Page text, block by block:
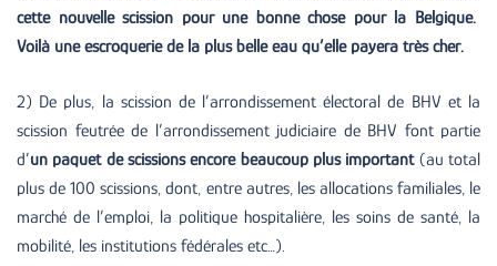
cette nouvelle scission pour une bonne chose pour la Belgique.
Voilà une escroquerie de la plus belle eau qu’elle payera très cher.
2) De plus, la scission de l’arrondissement électoral de BHV et la
scission feutrée de l’arrondissement judiciaire de BHV font partie
d’un paquet de scissions encore beaucoup plus important(au total
plus de 100 scissions, dont, entre autres, les allocations familiales, le
marché de l’emploi, la politique hospitalière, les soins de santé, la
mobilité, les institutions fédérales etc…).